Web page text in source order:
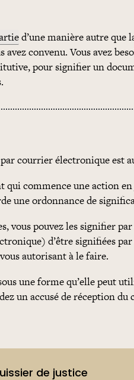
d’une manière autre
convenu. Vous avez
pour signifier un
courrier électronique est
qui commence une action en
une ordonnance de
vous pouvez les signifier
d’être signifiées
autorisant à le faire.
une forme qu’elle peut
un accusé de réception
de justice